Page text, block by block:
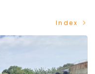
Index